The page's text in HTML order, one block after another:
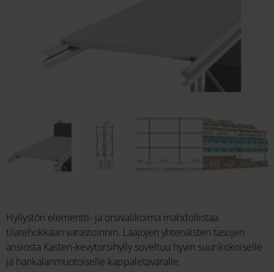
Hyllystön elementti- ja orsivalikoima mahdollistaa
tilatehokkaan varastoinnin. Laajojen yhtenäisten tasojen
ansiosta Kasten-kevytorsihylly soveltuu hyvin suurikokoiselle
ja hankalanmuotoiselle kappaletavaralle.